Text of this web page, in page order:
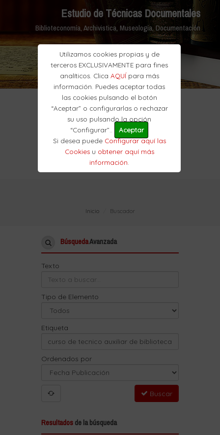
Utilizamos cookies propias y de
terceros EXCLUSIVAMENTE para fines
analíticos. Clica AQUÍpara más
información. Puedes aceptar todas
las cookies pulsando el botón
“Aceptar” o configurarlas o rechazar
su uso pulsando la opción
“Configurar”..
Aceptar
Si desea puede Configurar aquí las
Cookiesu obtener aquí más
información.
Estudio de Técnicas Documentales
Biblioteconomía, Archivistica, Museología, Documentación
Inicio Buscador
BúsquedaAvanzada
Texto
Tipo de Elemento
Etiqueta
Ordenados por
Buscar
Resultadosde la búsqueda